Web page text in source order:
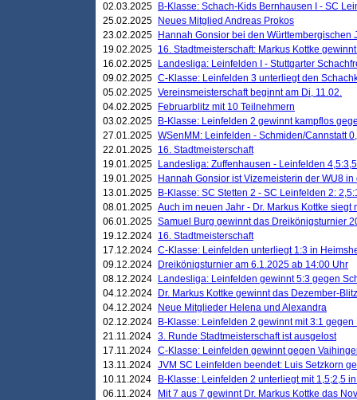
02.03.2025
B-Klasse: Schach-Kids Bernhausen I - SC
25.02.2025
Neues Mitglied Andreas Prokos
23.02.2025
Hannah Gonsior bei den Württembergischen
19.02.2025 16. Stadtmeisterschaft: Markus Kottke
16.02.2025
Landesliga: Leinfelden I - Stuttgarter
09.02.2025 C-Klasse: Leinfelden 3 unterliegt den
05.02.2025 Vereinsmeisterschaft beginnt am Di, 11.02.
04.02.2025
Februarblitz mit 10 Teilnehmern
03.02.2025
B-Klasse: Leinfelden 2 gewinnt kampflos
27.01.2025 WSenMM: Leinfelden - Schmiden/Cannstatt
22.01.2025 16. Stadtmeisterschaft
19.01.2025
Landesliga: Zuffenhausen - Leinfelden 4,5:3,5
19.01.2025
Hannah Gonsior ist Vizemeisterin der WU8 in
13.01.2025
B-Klasse: SC Stetten 2 - SC Leinfelden 2:
08.01.2025 Auch im neuen Jahr - Dr. Markus Kottke
06.01.2025 Samuel Burg gewinnt das Dreikönigsturnier
19.12.2024 16. Stadtmeisterschaft
17.12.2024 C-Klasse: Leinfelden unterliegt 1:3 in
09.12.2024
Dreikönigsturnier am 6.1.2025 ab 14:00 Uhr
08.12.2024
Landesliga: Leinfelden gewinnt 5:3 gegen
04.12.2024
Dr. Markus Kottke gewinnt das Dezember-
04.12.2024
Neue Mitglieder Helena und Alexandra
02.12.2024
B-Klasse: Leinfelden 2 gewinnt mit 3:1
21.11.2024 3. Runde Stadtmeisterschaft ist ausgelost
17.11.2024 C-Klasse: Leinfelden gewinnt gegen
13.11.2024 JVM SC Leinfelden beendet: Luis Setzkorn
10.11.2024
B-Klasse: Leinfelden 2 unterliegt mit 1,5;2,5
06.11.2024
Mit 7 aus 7 gewinnt Dr. Markus Kottke das